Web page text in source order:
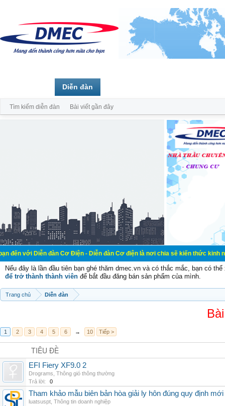
đàn Cơ Điện - Diễn đàn Cơ điện là nơi chia sẽ kiến thức kinh nghiệm
Nếu đây là lần đầu tiên bạn ghé thăm dmec.vn và có thắc mắc, bạn có
để trở thành thành viên để bắt đầu đăng bán sản phẩm của mình.
Trang chủ Diễn đàn
1 2 3 4 5 6 → 10 Tiếp >
TIÊU ĐỀ
EFI Fiery XF9.0 2
Drograms Thông gió thông thường
Trả lời:
0
Tham khảo mẫu biên bản hòa giải ly hôn đúng quy định mới
luatsuspt Thông tin doanh nghiệp
Diễn đàn
Tìm kiếm diễn đàn Bài viết gần đây